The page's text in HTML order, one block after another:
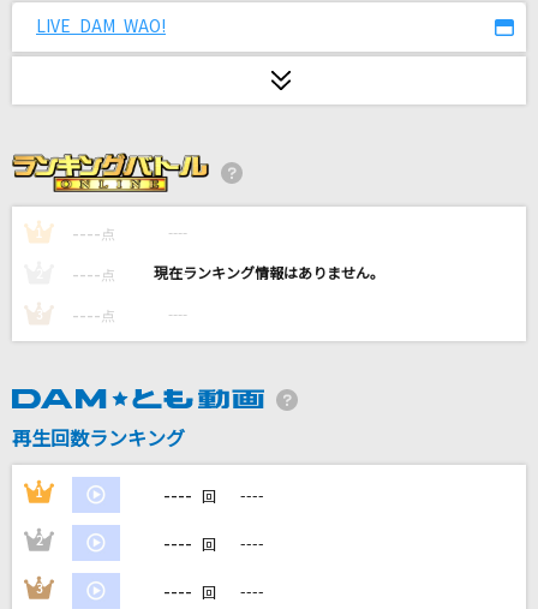
うっせぇわ
忘れてしまった夏の終わりに
[生音]I LOVE YOU
尾崎豊
SPEED
GLAY
ANSWER
槇原敬之(Makihara)
[生音]迷宮ラブソング
嵐(アラシ)
LIVE DAM WAO!
1 ---- 点 ----
---- 点 ----
3 ---- 点 ----
再生回数ランキング
1 ---- 回 ----
2 ---- 回 ----
3 ---- 回 ----